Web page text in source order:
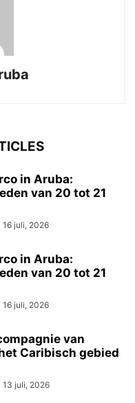
in Aruba:
van 20 tot 21
16 juli, 2026
in Aruba:
van 20 tot 21
16 juli, 2026
van
Caribisch gebied
13 juli, 2026